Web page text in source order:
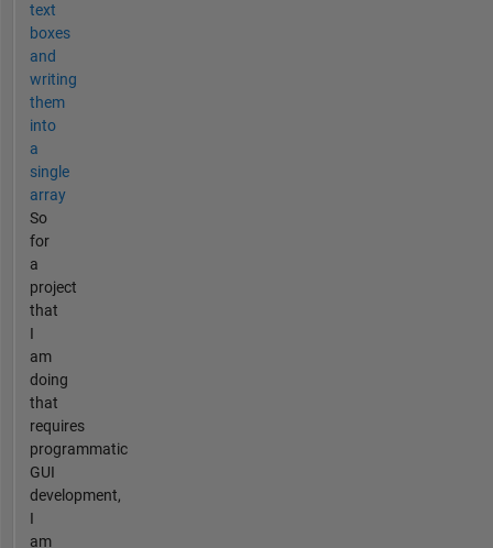
text
boxes
and
writing
them
into
a
single
array
So
for
a
project
that
I
am
doing
that
requires
programmatic
GUI
development,
I
am